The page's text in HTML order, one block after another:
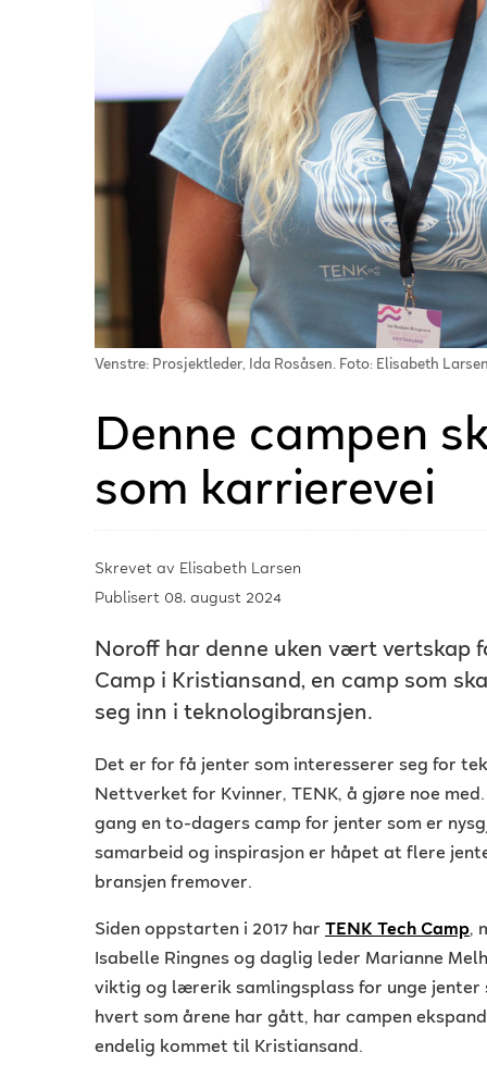
Venstre: Prosjektleder, Ida Rosåsen. Foto: Elisabeth
Denne campen
som karrierevei
Skrevet av Elisabeth Larsen
Publisert 08. august 2024
Noroff har denne uken vært vertskap
Camp i Kristiansand, en camp som
seg inn i teknologibransjen.
Det er for få jenter som interesserer seg for
Nettverket for Kvinner, TENK, å gjøre noe
gang en to-dagers camp for jenter som er
samarbeid og inspirasjon er håpet at flere
bransjen fremover.
Siden oppstarten i 2017 har TENK Tech Camp,
Isabelle Ringnes og daglig leder Marianne
viktig og lærerik samlingsplass for unge
hvert som årene har gått, har campen
endelig kommet til Kristiansand.